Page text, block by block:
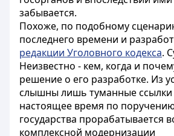
забывается.
Похоже, по подобному
последнего времени и
редакции Уголовного кодекса.
Неизвестно - кем, когда и
решение о его разработке. Из
слышны лишь туманные ссылки
настоящее время по
государства прорабатывается
комплексной модернизации